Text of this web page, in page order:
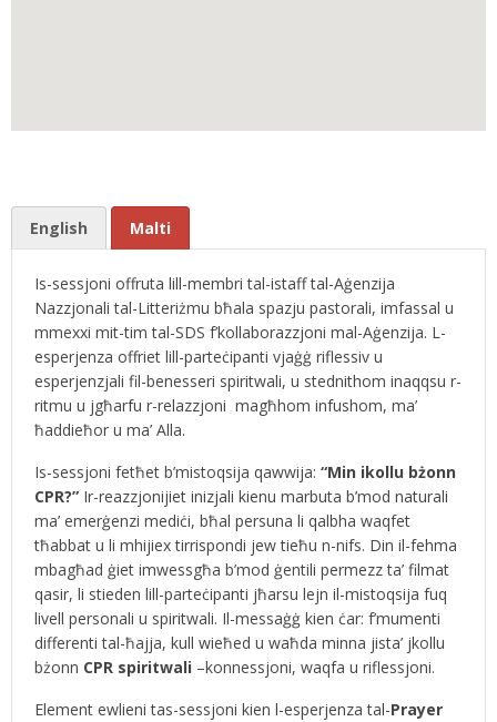
English Malti
Is-sessjoni offruta lill-membri tal-istaff tal-Aġenzija
Nazzjonali tal-Litteriżmu bħala spazju pastorali, imfassal u
mmexxi mit-tim tal-SDS f’kollaborazzjoni mal-Aġenzija. L-
esperjenza offriet lill-parteċipanti vjaġġ riflessiv u
esperjenzjali fil-benesseri spiritwali, u stednithom inaqqsu r-
ritmu u jgħarfu r-relazzjoni magħhom infushom, ma’
ħaddieħor u ma’ Alla.
Is-sessjoni fetħet b’mistoqsija qawwija: “Min ikollu bżonn
CPR?” Ir-reazzjonijiet inizjali kienu marbuta b’mod naturali
ma’ emerġenzi mediċi, bħal persuna li qalbha waqfet
tħabbat u li mhijiex tirrispondi jew tieħu n-nifs. Din il-fehma
mbagħad ġiet imwessgħa b’mod ġentili permezz ta’ filmat
qasir, li stieden lill-parteċipanti jħarsu lejn il-mistoqsija fuq
livell personali u spiritwali. Il-messaġġ kien ċar: f’mumenti
differenti tal-ħajja, kull wieħed u waħda minna jista’ jkollu
bżonn CPR spiritwali –konnessjoni, waqfa u riflessjoni.
Element ewlieni tas-sessjoni kien l-esperjenza tal-Prayer